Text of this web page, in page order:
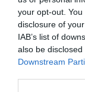
your opt-out.
disclosure of
IAB’s list of
also be
Downstream
ΘΕΑΤΡΟ - ΧΟΡΟΣ /